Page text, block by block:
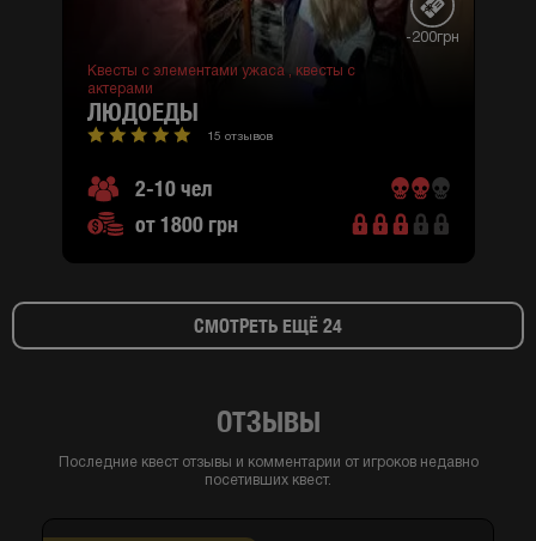
-200грн
Квесты с элементами ужаса ,
квесты с
актерами
ЛЮДОЕДЫ
15 отзывов
2-10 чел
от 1800 грн
СМОТРЕТЬ ЕЩЁ 24
ОТЗЫВЫ
Последние квест отзывы и комментарии от игроков недавно
посетивших квест.